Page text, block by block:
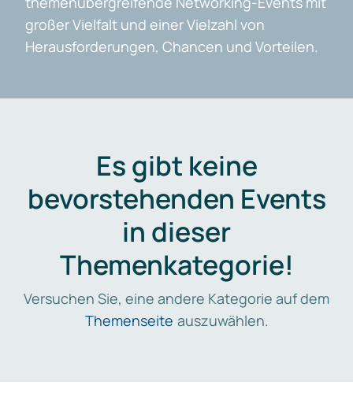
großer Vielfalt und einer Vielzahl von
Herausforderungen, Chancen und Vorteilen.
Es gibt keine
bevorstehenden Events
in dieser
Themenkategorie!
Versuchen Sie, eine andere Kategorie auf dem
Themenseite auszuwählen.